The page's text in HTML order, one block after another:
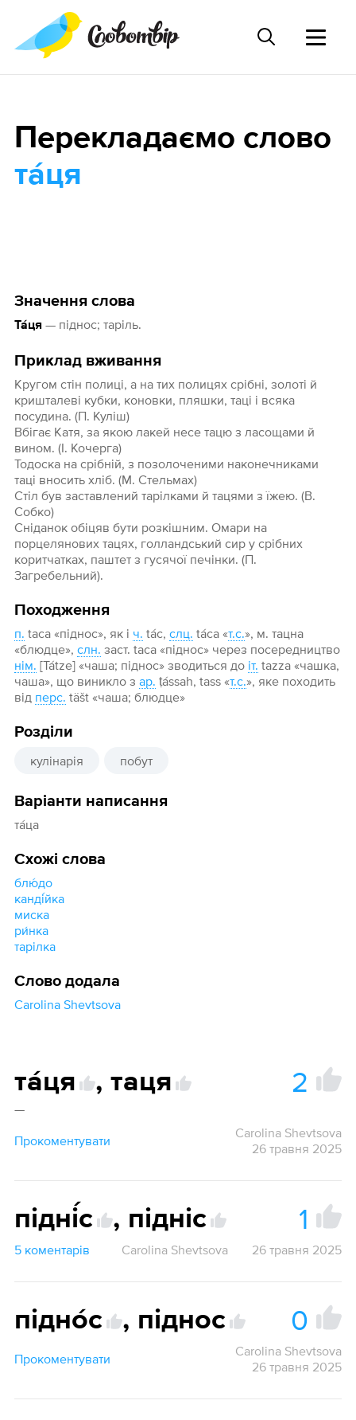
Значення слова
Та́ця— піднос; таріль.
Приклад вживання
Кругом стін полиці, а на тих полицях срібні, золоті й
кришталеві кубки, коновки, пляшки, таці і всяка
посудина. (П. Куліш)
Вбігає Катя, за якою лакей несе тацю з ласощами й
вином. (І. Кочерга)
Тодоска на срібній, з позолоченими наконечниками
таці вносить хліб. (М. Стельмах)
Стіл був заставлений тарілками й тацями з їжею. (В.
Собко)
Сніданок обіцяв бути розкішним. Омари на
порцелянових тацях, голландський сир у срібних
коритчатках, паштет з гусячої печінки. (П.
Загребельний).
Походження
п. taca «піднос», як і ч. tác, слц. táca «т.с.», м. тацна
«блюдце», слн. заст. taca «піднос» через посередництво
нім. [Tátze] «чаша; піднос» зводиться до іт. tazza «чашка,
чаша», що виникло з ар. ṭássah, tass «т.с.», яке походить
від перс. täšt «чаша; блюдце»
Розділи
кулінарія побут
Варіанти написання
та́ца
Схожі слова
блю́до
канді́йка
миска
ри́нка
тарілка
Слово додала
Carolina Shevtsova
Перекладаємо слово
та́ця
та́ця , таця 2
—
Прокоментувати
Carolina Shevtsova
26 травня 2025
підні́с , підніс 1
5 коментарів Carolina Shevtsova 26 травня 2025
підно́с , піднос 0
Прокоментувати
Carolina Shevtsova
26 травня 2025